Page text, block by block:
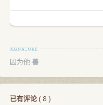
因为他 善
已有评论( 8 )